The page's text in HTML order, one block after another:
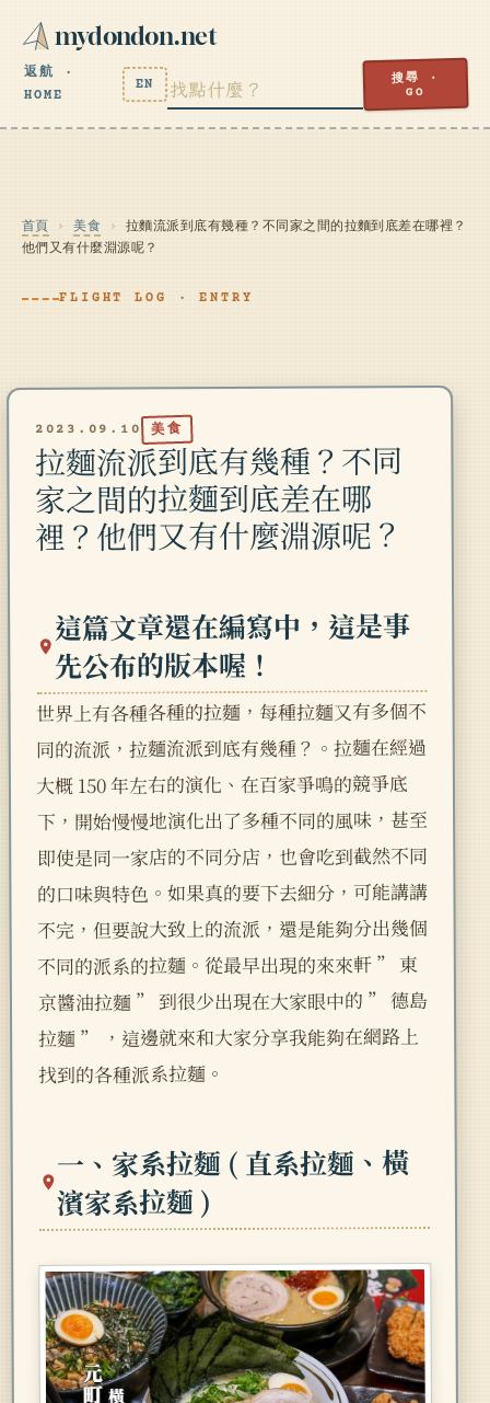
mydondon.net
返航 ·
HOME
EN 搜尋 ·
GO
首頁 ›美食 › 拉麵流派到底有幾種？不同家之間的拉麵到底差在哪裡？
他們又有什麼淵源呢？
FLIGHT LOG · ENTRY
2023.09.10 美食
拉麵流派到底有幾種？不同
家之間的拉麵到底差在哪
裡？他們又有什麼淵源呢？
這篇文章還在編寫中，這是事
先公布的版本喔！
世界上有各種各種的拉麵，每種拉麵又有多個不
同的流派，拉麵流派到底有幾種？。拉麵在經過
大概 150 年左右的演化、在百家爭鳴的競爭底
下，開始慢慢地演化出了多種不同的風味，甚至
即使是同一家店的不同分店，也會吃到截然不同
的口味與特色。如果真的要下去細分，可能講講
不完，但要說大致上的流派，還是能夠分出幾個
不同的派系的拉麵。從最早出現的來來軒 ” 東
京醬油拉麵 ” 到很少出現在大家眼中的 ” 德島
拉麵 ” ，這邊就來和大家分享我能夠在網路上
找到的各種派系拉麵。
一、家系拉麵 ( 直系拉麵、橫
濱家系拉麵 )